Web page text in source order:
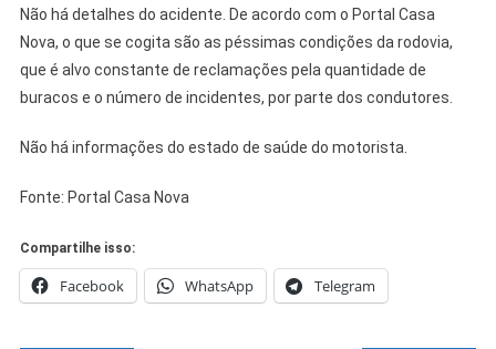
Não há detalhes do acidente. De acordo com o Portal Casa
Nova, o que se cogita são as péssimas condições da rodovia,
que é alvo constante de reclamações pela quantidade de
buracos e o número de incidentes, por parte dos condutores.
Não há informações do estado de saúde do motorista.
Fonte: Portal Casa Nova
Compartilhe isso:
Facebook WhatsApp Telegram